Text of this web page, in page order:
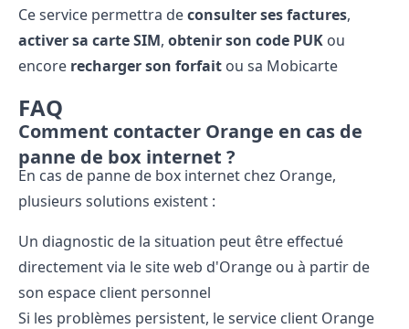
Ce service permettra deconsulter ses factures,
activer sa carte SIM, obtenir son code PUK ou
encore recharger son forfait ou sa Mobicarte
FAQ
Comment contacter Orange en cas de
panne de box internet ?
En cas de panne de box internet chez Orange,
plusieurs solutions existent :
Un diagnostic de la situation peut être effectué
directement via le site web d'Orange ou à partir de
son espace client personnel
Si les problèmes persistent, le service client Orange